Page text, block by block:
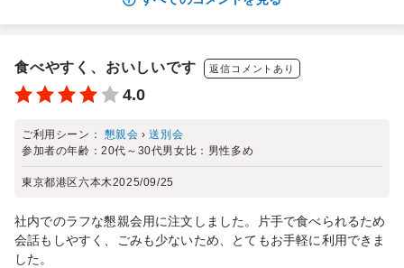
食べやすく、おいしいです 返信コメントあり
4.0
ご利用シーン： 懇親会 ›送別会
参加者の年齢：20代～30代男女比： 男性多め
東京都港区六本木2025/09/25
社内でのラフな懇親会用に注文しました。片手で食べられるため
会話もしやすく、ごみも少ないため、とてもお手軽に利用できま
した。